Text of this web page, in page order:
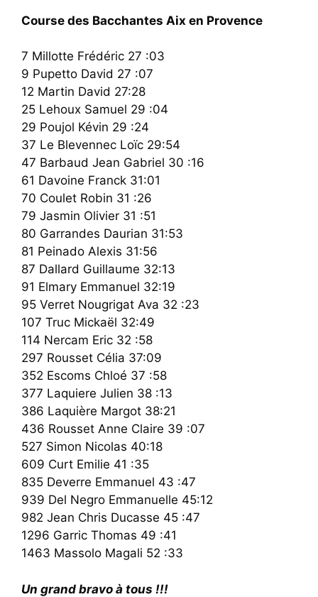
Course des Bacchantes Aix en Provence
7 Millotte Frédéric 27 :03
9 Pupetto David 27 :07
12 Martin David 27:28
25 Lehoux Samuel 29 :04
29 Poujol Kévin 29 :24
37 Le Blevennec Loïc 29:54
47 Barbaud Jean Gabriel 30 :16
61 Davoine Franck 31:01
70 Coulet Robin 31 :26
79 Jasmin Olivier 31 :51
80 Garrandes Daurian 31:53
81 Peinado Alexis 31:56
87 Dallard Guillaume 32:13
91 Elmary Emmanuel 32:19
95 Verret Nougrigat Ava 32 :23
107 Truc Mickaël 32:49
114 Nercam Eric 32 :58
297 Rousset Célia 37:09
352 Escoms Chloé 37 :58
377 Laquiere Julien 38 :13
386 Laquière Margot 38:21
436 Rousset Anne Claire 39 :07
527 Simon Nicolas 40:18
609 Curt Emilie 41 :35
835 Deverre Emmanuel 43 :47
939 Del Negro Emmanuelle 45:12
982 Jean Chris Ducasse 45 :47
1296 Garric Thomas 49 :41
1463 Massolo Magali 52 :33
Un grand bravo à tous !!!